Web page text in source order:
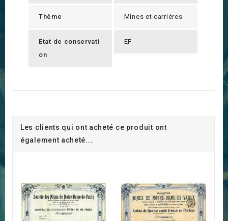
Thème Mines et carrières
Etat de conservati
on
EF
Les clients qui ont acheté ce produit ont
également acheté...